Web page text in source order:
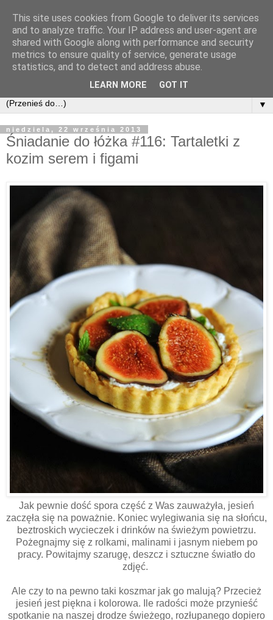
▼
niedziela, 22 września 2013
Śniadanie do łóżka #116: Tartaletki z
kozim serem i figami
Jak pewnie dość spora część z Was zauważyła, jesień
zaczęła się na poważnie. Koniec wylegiwania się na słońcu,
beztroskich wycieczek i drinków na świeżym powietrzu.
Pożegnajmy się z rolkami, malinami i jasnym niebem po
pracy. Powitajmy szarugę, deszcz i sztuczne światło do
zdjęć.
Ale czy to na pewno taki koszmar jak go malują? Przecież
jesień jest piękna i kolorowa. Ile radości może przynieść
spotkanie na naszej drodze świeżego, rozłupanego dopiero
This site uses cookies from Google to deliver its services
and to analyze traffic. Your IP address and user-agent are
shared with Google along with performance and security
metrics to ensure quality of service, generate usage
statistics, and to detect and address abuse.
LEARN MORE GOT IT